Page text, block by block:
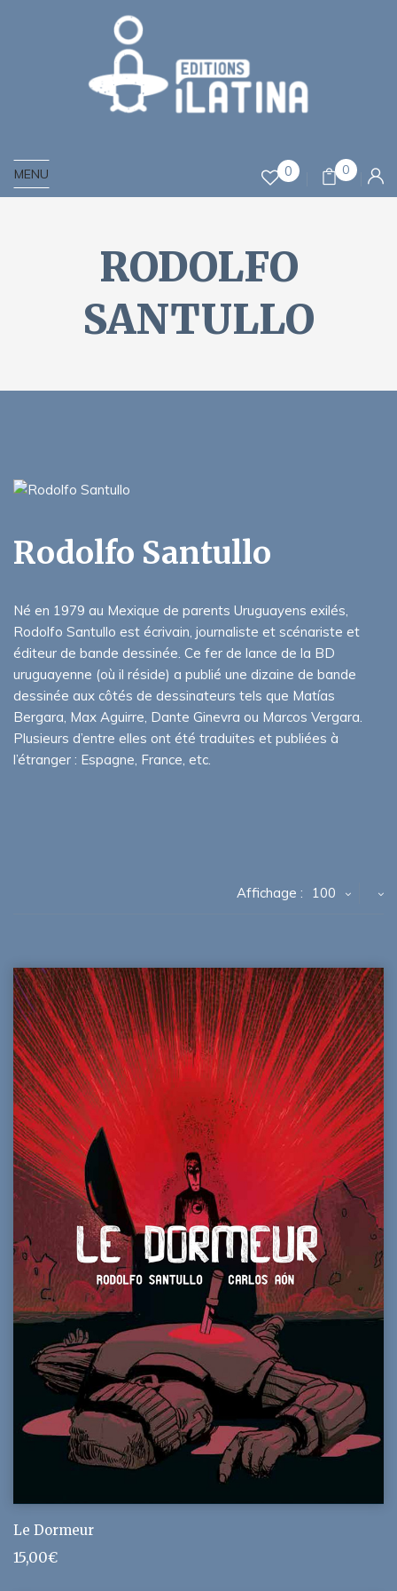
MENU 0 0
RODOLFO
SANTULLO
Rodolfo Santullo
Né en 1979 au Mexique de parents Uruguayens exilés,
Rodolfo Santullo est écrivain, journaliste et scénariste et
éditeur de bande dessinée. Ce fer de lance de la BD
uruguayenne (où il réside) a publié une dizaine de bande
dessinée aux côtés de dessinateurs tels que Matías
Bergara, Max Aguirre, Dante Ginevra ou Marcos Vergara.
Plusieurs d’entre elles ont été traduites et publiées à
l’étranger : Espagne, France, etc.
Affichage : 100
Le Dormeur
15,00€